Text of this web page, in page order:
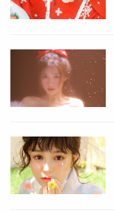
miller